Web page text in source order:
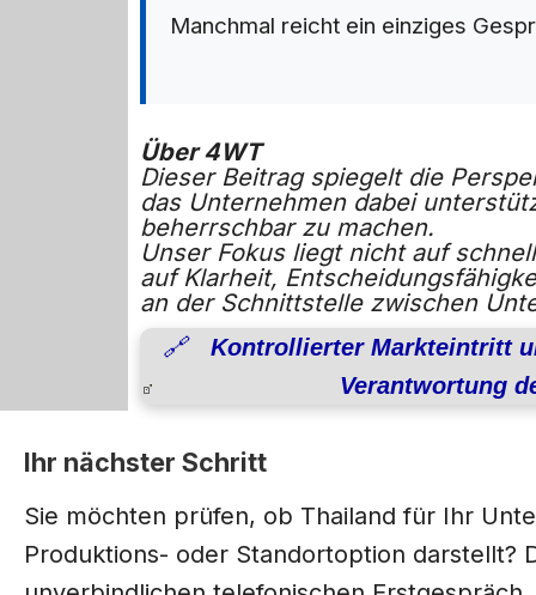
Manchmal reicht ein einziges
Über 4WT
Dieser Beitrag spiegelt die
das Unternehmen dabei
beherrschbar zu machen.
Unser Fokus liegt nicht auf
auf Klarheit,
an der Schnittstelle zwischen
🔗 Kontrollierter Markteintritt
Verantwortung
Ihr nächster Schritt
Sie möchten prüfen, ob Thailand für Ihr
Produktions- oder Standortoption darstellt?